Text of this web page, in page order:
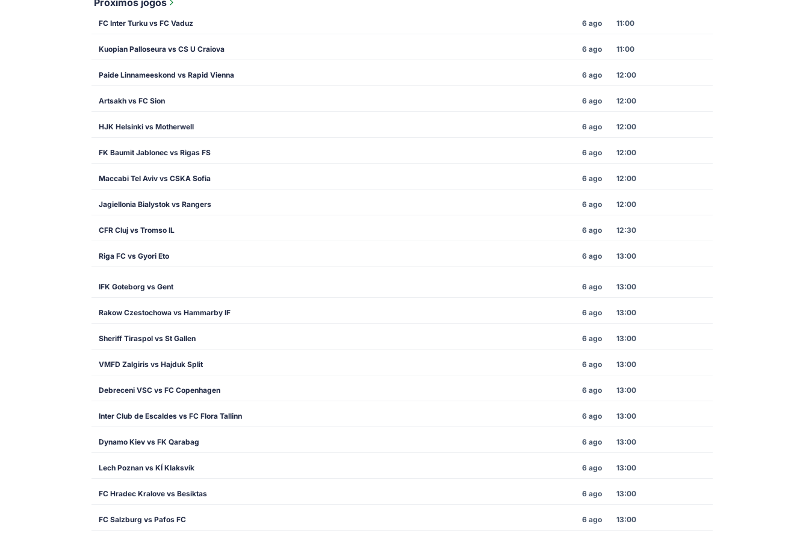
Próximos jogos
FC Inter Turku vs FC Vaduz 6 ago 11:00
Kuopian Palloseura vs CS U Craiova 6 ago 11:00
Paide Linnameeskond vs Rapid Vienna 6 ago 12:00
Artsakh vs FC Sion 6 ago 12:00
HJK Helsinki vs Motherwell 6 ago 12:00
FK Baumit Jablonec vs Rigas FS 6 ago 12:00
Maccabi Tel Aviv vs CSKA Sofia 6 ago 12:00
Jagiellonia Bialystok vs Rangers 6 ago 12:00
CFR Cluj vs Tromso IL 6 ago 12:30
Riga FC vs Gyori Eto 6 ago 13:00
IFK Goteborg vs Gent 6 ago 13:00
Rakow Czestochowa vs Hammarby IF 6 ago 13:00
Sheriff Tiraspol vs St Gallen 6 ago 13:00
VMFD Zalgiris vs Hajduk Split 6 ago 13:00
Debreceni VSC vs FC Copenhagen 6 ago 13:00
Inter Club de Escaldes vs FC Flora Tallinn 6 ago 13:00
Dynamo Kiev vs FK Qarabag 6 ago 13:00
Lech Poznan vs KÍ Klaksvík 6 ago 13:00
FC Hradec Kralove vs Besiktas 6 ago 13:00
FC Salzburg vs Pafos FC 6 ago 13:00